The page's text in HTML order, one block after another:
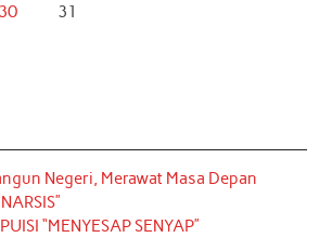
30
31
Negeri, Merawat Masa Depan
“MENYESAP SENYAP”